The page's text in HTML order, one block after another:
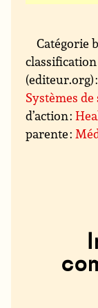
Catégorie
(editeur.org)
Systèmes
d’action :
parente :